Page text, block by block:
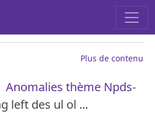
Plus de contenu
Anomalies thème Npds-
left des ul ol ...